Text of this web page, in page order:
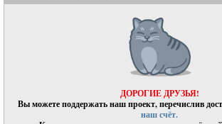
ДОРОГИЕ ДРУЗЬЯ!
Вы можете поддержать наш проект, перечислив
наш счёт.